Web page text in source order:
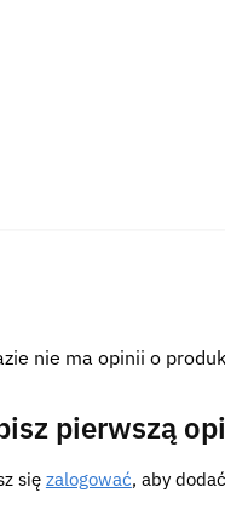
nie ma opinii o
pierwszą
się zalogować, aby